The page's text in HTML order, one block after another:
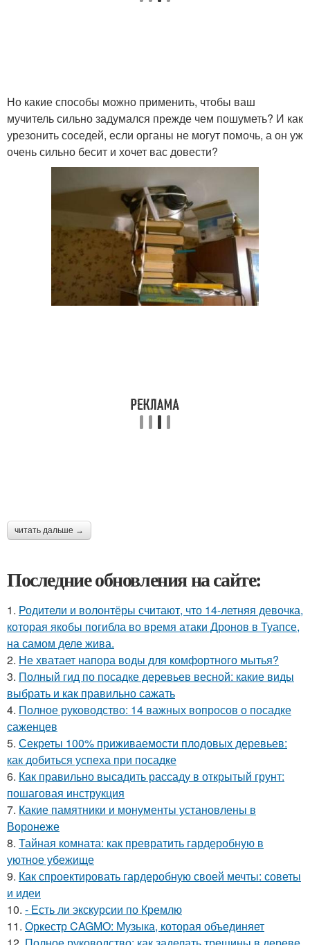
Но какие способы можно применить, чтобы ваш
мучитель сильно задумался прежде чем пошуметь? И как
урезонить соседей, если органы не могут помочь, а он уж
очень сильно бесит и хочет вас довести?
читать дальше →
Последние обновления на сайте:
1. Родители и волонтёры считают, что 14-летняя девочка,
которая якобы погибла во время атаки Дронов в Туапсе,
на самом деле жива.
2. Не хватает напора воды для комфортного мытья?
3. Полный гид по посадке деревьев весной: какие виды
выбрать и как правильно сажать
4. Полное руководство: 14 важных вопросов о посадке
саженцев
5. Секреты 100% приживаемости плодовых деревьев:
как добиться успеха при посадке
6. Как правильно высадить рассаду в открытый грунт:
пошаговая инструкция
7. Какие памятники и монументы установлены в
Воронеже
8. Тайная комната: как превратить гардеробную в
уютное убежище
9. Как спроектировать гардеробную своей мечты: советы
и идеи
10. - Есть ли экскурсии по Кремлю
11. Оркестр CAGMO: Музыка, которая объединяет